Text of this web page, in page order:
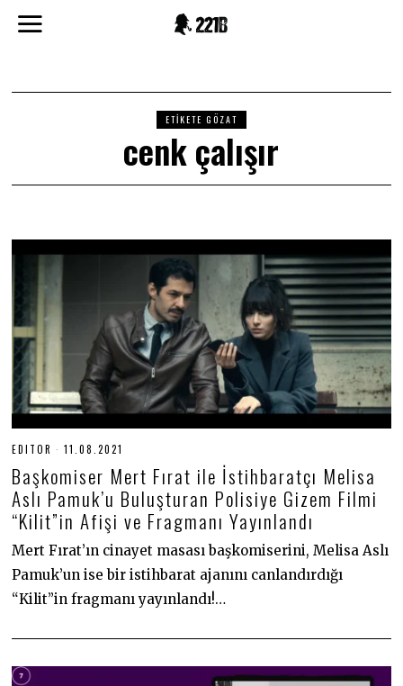
ETIKETE GÖZAT
cenk çalışır
EDITOR 11.08.2021
.
0
8
.
2
0
2
1
Başkomiser Mert Fırat ile İstihbaratçı Melisa
Aslı Pamuk’u Buluşturan Polisiye Gizem Filmi
“Kilit”in Afişi ve Fragmanı Yayınlandı
Mert Fırat’ın cinayet masası başkomiserini, Melisa Aslı
Pamuk’un ise bir istihbarat ajanını canlandırdığı
“Kilit”in fragmanı yayınlandı!…